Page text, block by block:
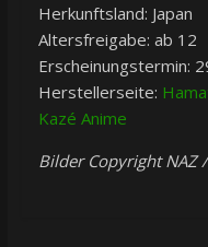
Herkunftsland: Japan
Altersfreigabe: ab 12
Erscheinungstermin:
Herstellerseite:
Kazé Anime
Bilder Copyright NAZ